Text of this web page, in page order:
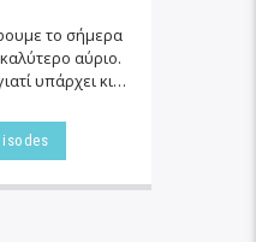
το σήμερα
αύριο.
υπάρχει κι
μας, τις
φορές…